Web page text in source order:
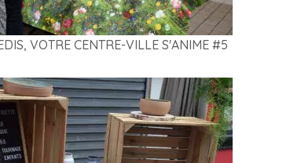
VOTRE CENTRE-VILLE S'ANIME #5